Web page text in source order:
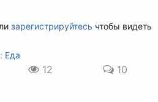
зарегистрируйтесь чтобы видеть
Еда
12 10